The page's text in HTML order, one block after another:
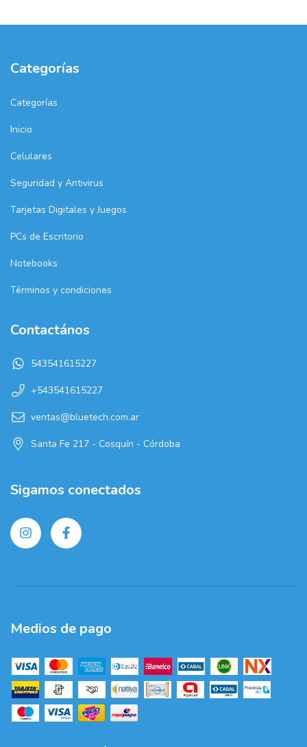
Categorías
Categorías
Inicio
Celulares
Seguridad y Antivirus
Tarjetas Digitales y Juegos
PCs de Escritorio
Notebooks
Términos y condiciones
Contactános
543541615227
+543541615227
ventas@bluetech.com.ar
Santa Fe 217 - Cosquín - Córdoba
Sigamos conectados
Medios de pago